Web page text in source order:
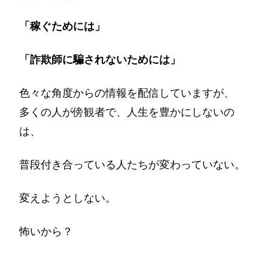
「稼ぐためには」
「詐欺師に騙されないためには」
色々な角度からの情報を配信していますが、
多くの人が傍観者で、人生を豊かにしないの
は、
普段付き合っている人たちが変わっていない。
変えようとしない。
怖いから？